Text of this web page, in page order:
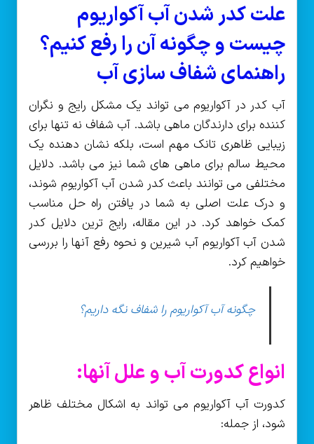
علت کدر شدن آب آکواریوم
چیست و چگونه آن را رفع کنیم؟
راهنمای شفاف سازی آب
آب کدر در آکواریوم می تواند یک مشکل رایج و نگران
کننده برای دارندگان ماهی باشد. آب شفاف نه تنها برای
زیبایی ظاهری تانک مهم است، بلکه نشان دهنده یک
محیط سالم برای ماهی های شما نیز می باشد. دلایل
مختلفی می توانند باعث کدر شدن آب آکواریوم شوند،
و درک علت اصلی به شما در یافتن راه حل مناسب
کمک خواهد کرد. در این مقاله، رایج ترین دلایل کدر
شدن آب آکواریوم آب شیرین و نحوه رفع آنها را بررسی
خواهیم کرد.
چگونه آب آکواریوم را شفاف نگه داریم؟
انواع کدورت آب و علل آنها:
کدورت آب آکواریوم می تواند به اشکال مختلف ظاهر
شود، از جمله: